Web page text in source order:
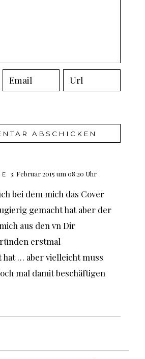
3. Februar 2015 um 08:20 Uhr
bei dem mich das Cover
gemacht hat aber der
aus den vn Dir
erstmal
hat … aber vielleicht muss
mal damit beschäftigen